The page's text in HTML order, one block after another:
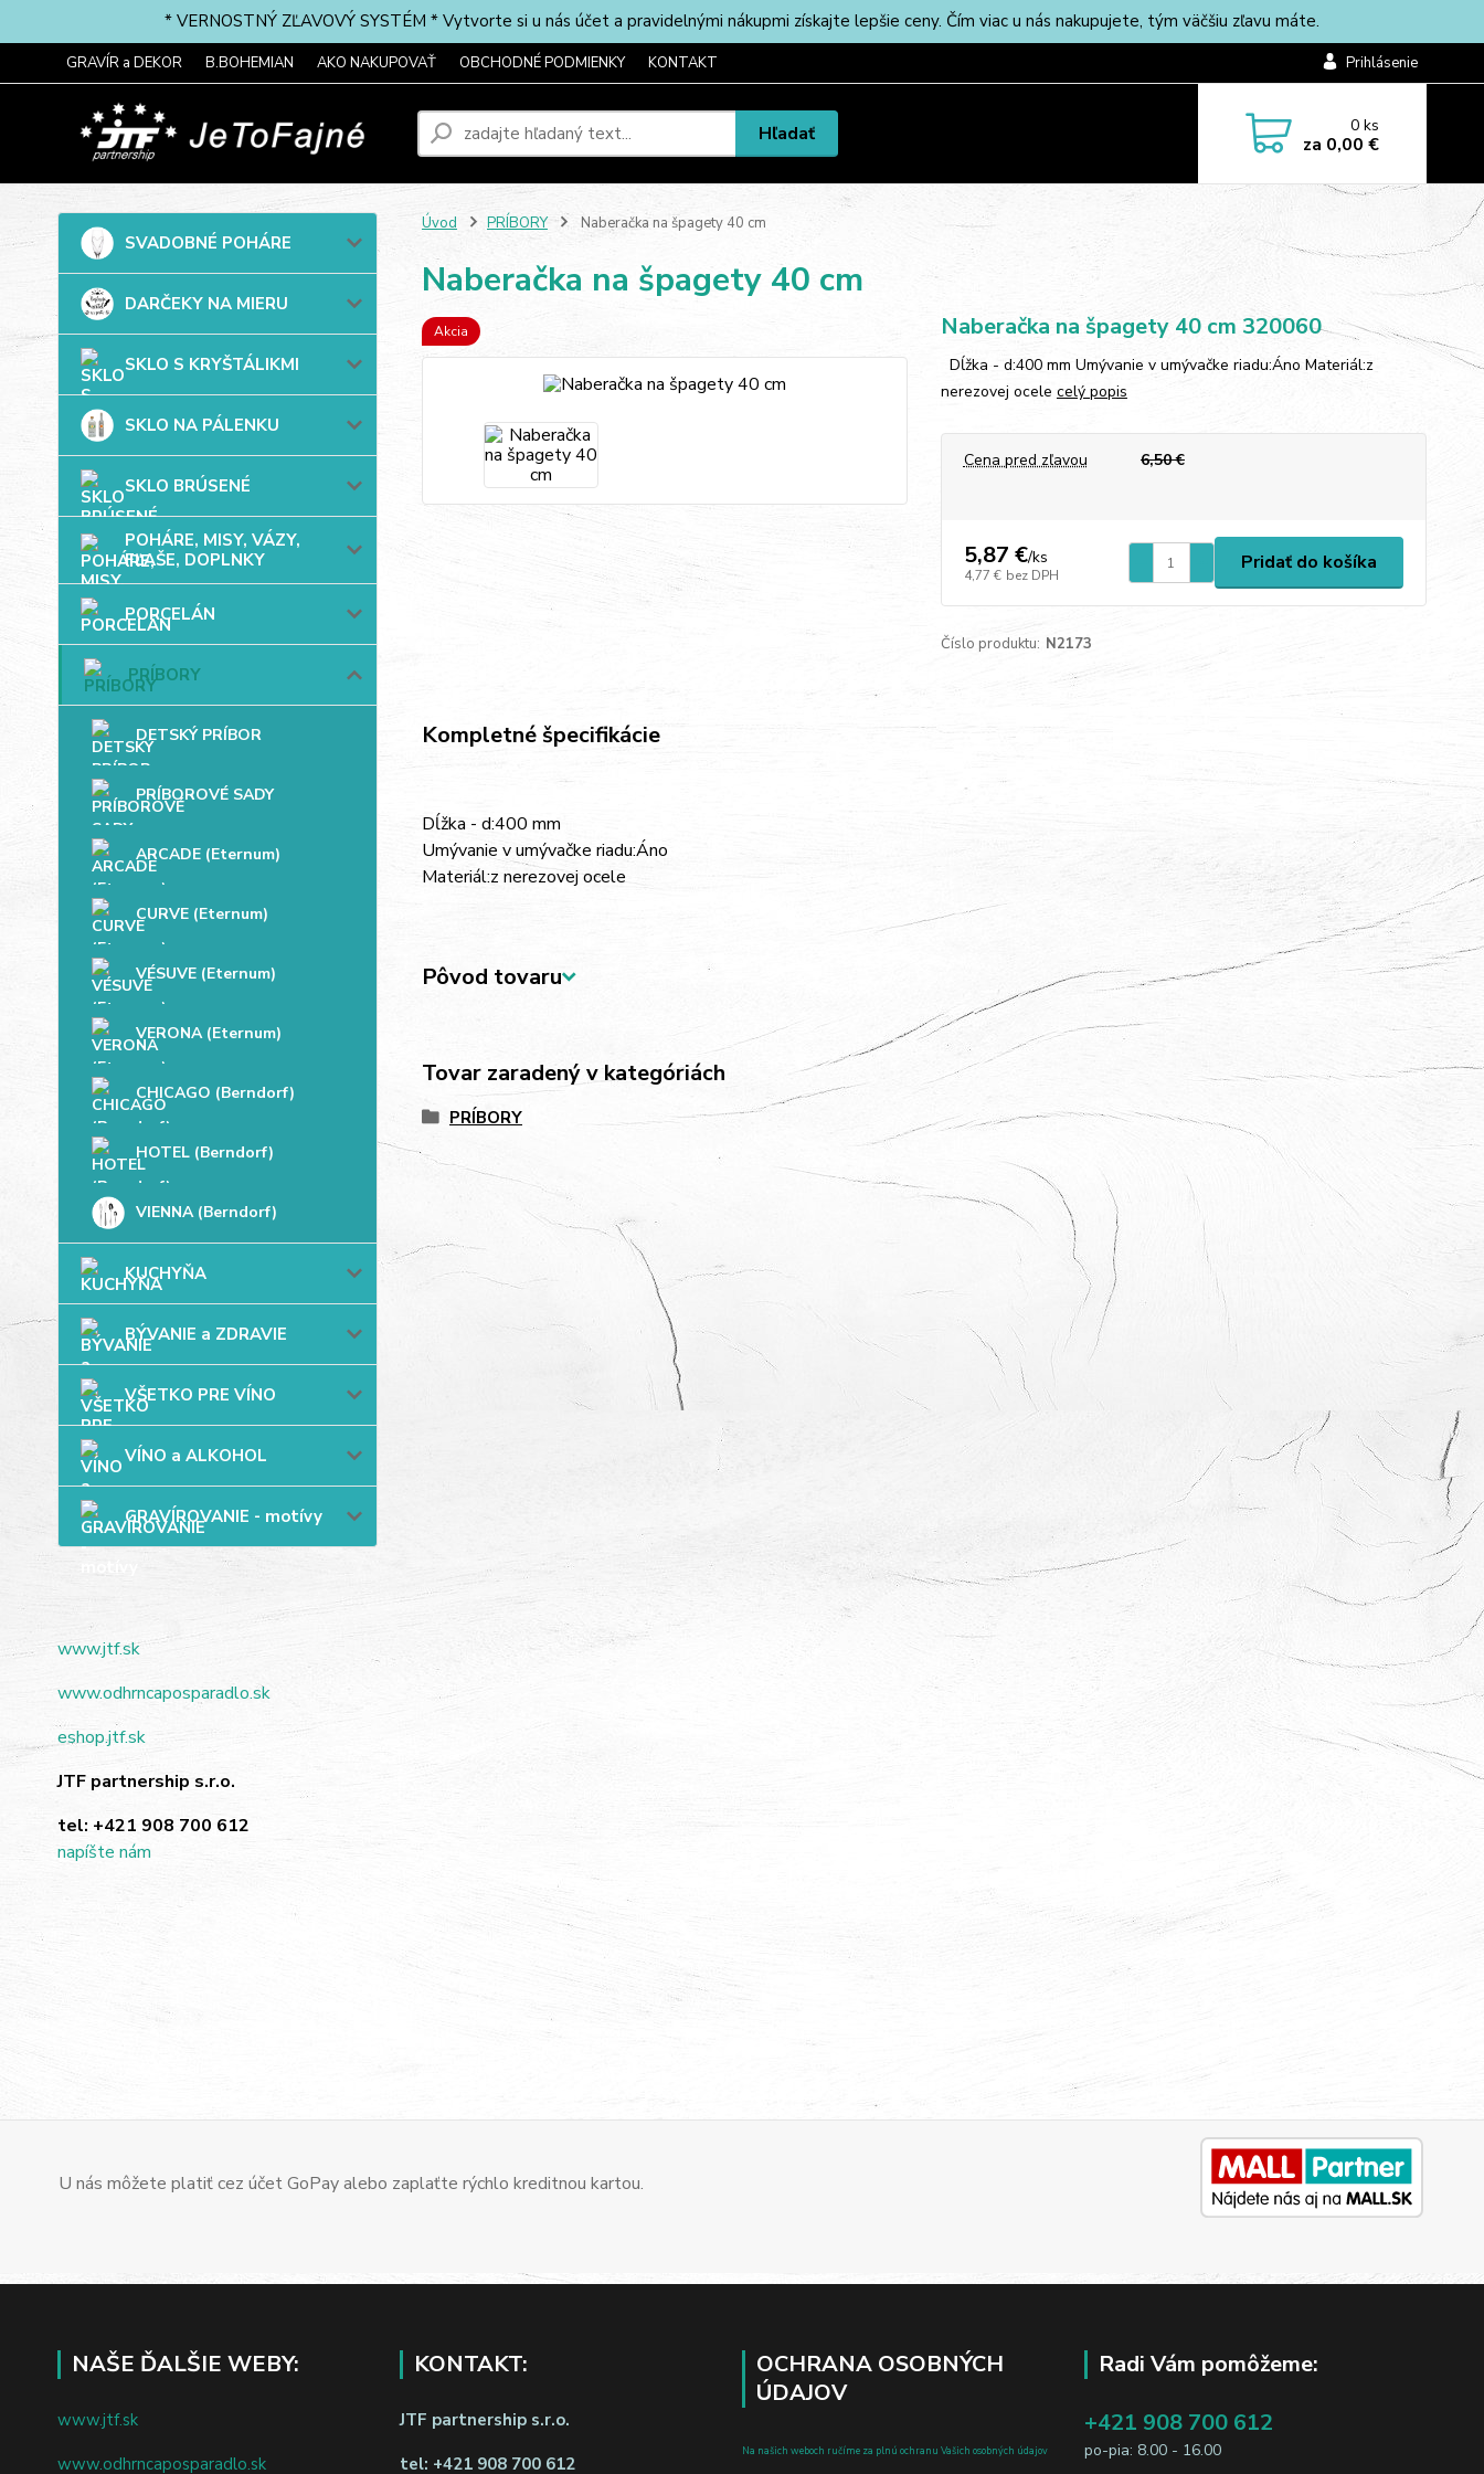
* VERNOSTNÝ ZĽAVOVÝ SYSTÉM * Vytvorte si u nás účet a pravidelnými nákupmi získajte lepšie ceny. Čím viac u nás nakupujete, tým väčšiu zľavu máte.
GRAVÍR a DEKOR B.BOHEMIAN AKO NAKUPOVAŤ OBCHODNÉ PODMIENKY KONTAKT Prihlásenie
Hľadať 0ks
za 0,00 €
SVADOBNÉ POHÁRE
DARČEKY NA MIERU
SKLO S KRYŠTÁLIKMI
SKLO NA PÁLENKU
SKLO BRÚSENÉ
POHÁRE, MISY, VÁZY,
FĽAŠE, DOPLNKY
PORCELÁN
PRÍBORY
DETSKÝ PRÍBOR
PRÍBOROVÉ SADY
ARCADE (Eternum)
CURVE (Eternum)
VÉSUVE (Eternum)
VERONA (Eternum)
CHICAGO (Berndorf)
HOTEL (Berndorf)
VIENNA (Berndorf)
KUCHYŇA
BÝVANIE a ZDRAVIE
VŠETKO PRE VÍNO
VÍNO a ALKOHOL
GRAVÍROVANIE - motívy
www.jtf.sk
www.odhrncaposparadlo.sk
eshop.jtf.sk
JTF partnership s.r.o.
tel: +421 908 700 612
napíšte nám
Úvod PRÍBORY Naberačka na špagety 40 cm
Naberačka na špagety 40 cm
Akcia Naberačka na špagety 40 cm 320060
Dĺžka - d:400 mm Umývanie v umývačke riadu:Áno Materiál:z
nerezovej ocele celý popis
Cena pred zľavou 6,50 €
5,87 €/ks
4,77 € bez DPH
Pridať do košíka
Číslo produktu: N2173
Kompletné špecifikácie
Dĺžka - d:400 mm
Umývanie v umývačke riadu:Áno
Materiál:z nerezovej ocele
Pôvod tovaru
Tovar zaradený v kategóriách
PRÍBORY
U nás môžete platiť cez účet GoPay alebo zaplaťte rýchlo kreditnou kartou.
NAŠE ĎALŠIE WEBY:
www.jtf.sk
www.odhrncaposparadlo.sk
KONTAKT:
JTF partnership s.r.o.
tel: +421 908 700 612
OCHRANA OSOBNÝCH
ÚDAJOV
Na našich weboch ručíme za plnú ochranu Vašich osobných údajov
Radi Vám pomôžeme:
+421 908 700 612
po-pia: 8.00 - 16.00